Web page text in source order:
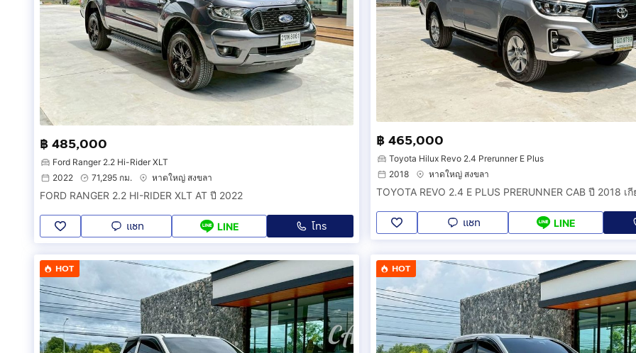
฿ 485,000
Ford Ranger 2.2 Hi-Rider XLT
2022
71,295 กม. หาดใหญ่ สงขลา
FORD RANGER 2.2 HI-RIDER XLT AT ปี 2022
แชท LINE โทร
฿ 465,000
Toyota Hilux Revo 2.4 Prerunner E Plus
2018
หาดใหญ่ สงขลา
TOYOTA REVO 2.4 E PLUS PRERUNNER CAB ปี 2018 เ
แชท LINE
HOT HOT